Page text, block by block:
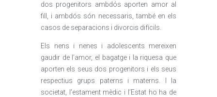
dos progenitors ambdós aporten amor al
fill, i ambdós són necessaris, també en els
casos de separacions i divorcis difícils.
Els nens i nenes i adolescents mereixen
gaudir de l’amor, el bagatge i la riquesa que
aporten els seus dos progenitors i els seus
respectius grups paterns i materns. I la
societat, l’estament mèdic i l’Estat ho ha de